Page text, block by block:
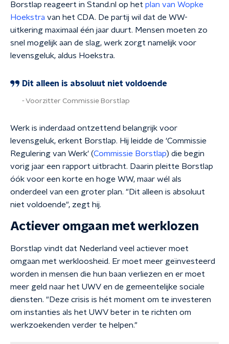
Borstlap reageert in Stand.nl op het plan van Wopke
Hoekstra van het CDA. De partij wil dat de WW-
uitkering maximaal één jaar duurt. Mensen moeten zo
snel mogelijk aan de slag, werk zorgt namelijk voor
levensgeluk, aldus Hoekstra.
Dit alleen is absoluut niet voldoende
Voorzitter Commissie Borstlap
Werk is inderdaad ontzettend belangrijk voor
levensgeluk, erkent Borstlap. Hij leidde de 'Commissie
Regulering van Werk' (Commissie Borstlap) die begin
vorig jaar een rapport uitbracht. Daarin pleitte Borstlap
óók voor een korte en hoge WW, maar wél als
onderdeel van een groter plan. "Dit alleen is absoluut
niet voldoende", zegt hij.
Actiever omgaan met werklozen
Borstlap vindt dat Nederland veel actiever moet
omgaan met werkloosheid. Er moet meer geïnvesteerd
worden in mensen die hun baan verliezen en er moet
meer geld naar het UWV en de gemeentelijke sociale
diensten. "Deze crisis is hét moment om te investeren
om instanties als het UWV beter in te richten om
werkzoekenden verder te helpen."